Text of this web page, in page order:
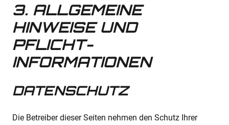
3. ALLGEMEINE
HINWEISE UND
PFLICHT­
INFORMATIONEN
DATENSCHUTZ
Die Betreiber dieser Seiten nehmen den Schutz Ihrer